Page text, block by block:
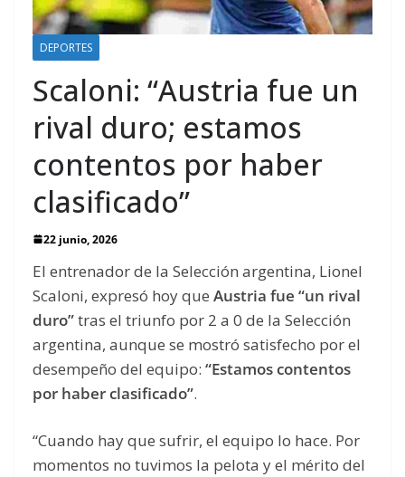
DEPORTES
Scaloni: “Austria fue un
rival duro; estamos
contentos por haber
clasificado”
22 junio, 2026
El entrenador de la Selección argentina, Lionel
Scaloni, expresó hoy que Austria fue “un rival
duro”tras el triunfo por 2 a 0 de la Selección
argentina, aunque se mostró satisfecho por el
desempeño del equipo: “Estamos contentos
por haber clasificado”.
“Cuando hay que sufrir, el equipo lo hace. Por
momentos no tuvimos la pelota y el mérito del